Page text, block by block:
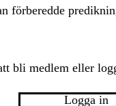
förberedde
bli medlem eller
Logga in